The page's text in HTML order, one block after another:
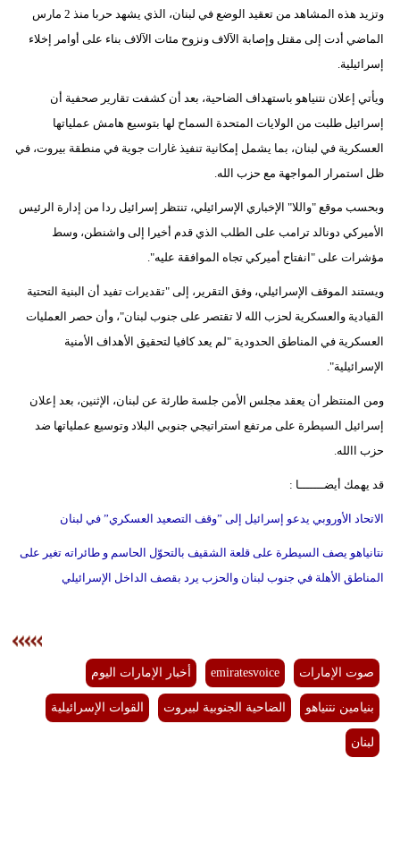
وتزيد هذه المشاهد من تعقيد الوضع في لبنان، الذي يشهد حربا منذ 2 مارس
الماضي أدت إلى مقتل وإصابة الآلاف ونزوح مئات الآلاف بناء على أوامر إخلاء
إسرائيلية.
ويأتي إعلان نتنياهو باستهداف الضاحية، بعد أن كشفت تقارير صحفية أن
إسرائيل طلبت من الولايات المتحدة السماح لها بتوسيع هامش عملياتها
العسكرية في لبنان، بما يشمل إمكانية تنفيذ غارات جوية في منطقة بيروت، في
ظل استمرار المواجهة مع حزب الله.
وبحسب موقع "واللا" الإخباري الإسرائيلي، تنتظر إسرائيل ردا من إدارة الرئيس
الأميركي دونالد ترامب على الطلب الذي قدم أخيرا إلى واشنطن، وسط
مؤشرات على "انفتاح أميركي تجاه الموافقة عليه".
ويستند الموقف الإسرائيلي، وفق التقرير، إلى "تقديرات تفيد أن البنية التحتية
القيادية والعسكرية لحزب الله لا تقتصر على جنوب لبنان"، وأن حصر العمليات
العسكرية في المناطق الحدودية "لم يعد كافيا لتحقيق الأهداف الأمنية
الإسرائيلية".
ومن المنتظر أن يعقد مجلس الأمن جلسة طارئة عن لبنان، الإثنين، بعد إعلان
إسرائيل السيطرة على مرتفع استراتيجي جنوبي البلاد وتوسيع عملياتها ضد
حزب االله.
قد يهمك أيضـــــــا :
الاتحاد الأوروبي يدعو إسرائيل إلى ”وقف التصعيد العسكري” في لبنان
نتانياهو يصف السيطرة على قلعة الشقيف بالتحوّل الحاسم و طائراته تغير على
المناطق الأهلة في جنوب لبنان والحزب يرد بقصف الداخل الإسرائيلي
صوت الإمارات emiratesvoice أخبار الإمارات اليوم
بنيامين نتنياهو الضاحية الجنوبية لبيروت القوات الإسرائيلية
لبنان